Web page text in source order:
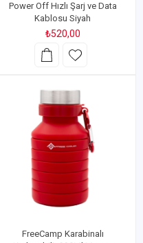
Power Off Hızlı Şarj ve Data
Kablosu Siyah
₺520,00
FreeCamp Karabinalı